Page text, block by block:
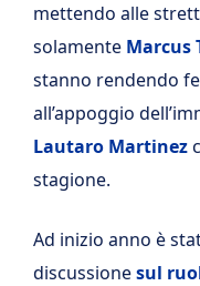
mettendo alle
solamente Marcus
stanno rendendo
all’appoggio
Lautaro Martinez
stagione.
Ad inizio anno è
discussionesul